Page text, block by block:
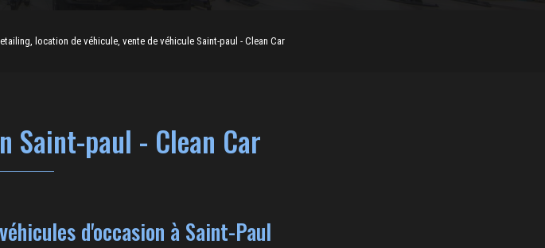
location de véhicule, vente de véhicule Saint-paul - Clean Car
Saint-paul - Clean Car
d'occasion à Saint-Paul